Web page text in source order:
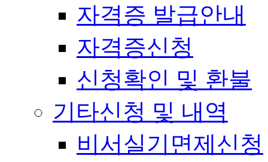
자격증 발급안내
자격증신청
신청확인 및 환불
기타신청 및 내역
비서실기면제신청